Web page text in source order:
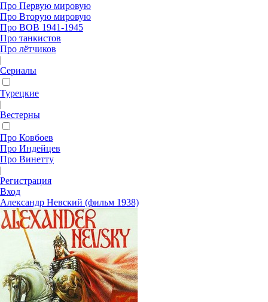
Про Первую мировую
Про Вторую мировую
Про ВОВ 1941-1945
Про танкистов
Про лётчиков
|
Сериалы
Турецкие
|
Вестерны
Про Ковбоев
Про Индейцев
Про Винетту
|
Регистрация
Вход
Александр Невский (фильм 1938)